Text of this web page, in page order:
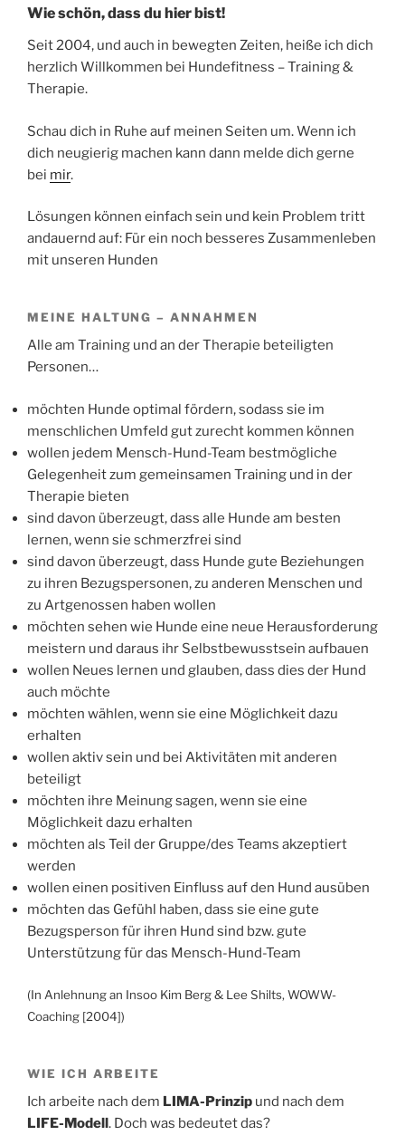
Wie schön, dass du hier bist!
Seit 2004, und auch in bewegten Zeiten, heiße ich dich
herzlich Willkommen bei Hundefitness – Training &
Therapie.
Schau dich in Ruhe auf meinen Seiten um. Wenn ich
dich neugierig machen kann dann melde dich gerne
bei mir.
Lösungen können einfach sein und kein Problem tritt
andauernd auf: Für ein noch besseres Zusammenleben
mit unseren Hunden
MEINE HALTUNG – ANNAHMEN
Alle am Training und an der Therapie beteiligten
Personen…
möchten Hunde optimal fördern, sodass sie im
menschlichen Umfeld gut zurecht kommen können
wollen jedem Mensch-Hund-Team bestmögliche
Gelegenheit zum gemeinsamen Training und in der
Therapie bieten
sind davon überzeugt, dass alle Hunde am besten
lernen, wenn sie schmerzfrei sind
sind davon überzeugt, dass Hunde gute Beziehungen
zu ihren Bezugspersonen, zu anderen Menschen und
zu Artgenossen haben wollen
möchten sehen wie Hunde eine neue Herausforderung
meistern und daraus ihr Selbstbewusstsein aufbauen
wollen Neues lernen und glauben, dass dies der Hund
auch möchte
möchten wählen, wenn sie eine Möglichkeit dazu
erhalten
wollen aktiv sein und bei Aktivitäten mit anderen
beteiligt
möchten ihre Meinung sagen, wenn sie eine
Möglichkeit dazu erhalten
möchten als Teil der Gruppe/des Teams akzeptiert
werden
wollen einen positiven Einfluss auf den Hund ausüben
möchten das Gefühl haben, dass sie eine gute
Bezugsperson für ihren Hund sind bzw. gute
Unterstützung für das Mensch-Hund-Team
(In Anlehnung an Insoo Kim Berg & Lee Shilts, WOWW-
Coaching [2004])
WIE ICH ARBEITE
Ich arbeite nach dem LIMA-Prinzip und nach dem
LIFE-Modell. Doch was bedeutet das?